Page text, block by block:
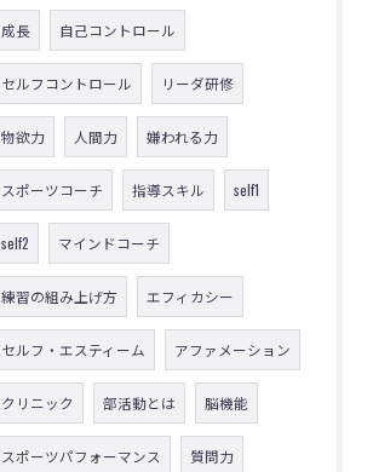
成長 自己コントロール
セルフコントロール リーダ研修
物欲力 人間力 嫌われる力
スポーツコーチ 指導スキル self1
self2 マインドコーチ
練習の組み上げ方 エフィカシー
セルフ・エスティーム アファメーション
クリニック 部活動とは 脳機能
スポーツパフォーマンス 質問力